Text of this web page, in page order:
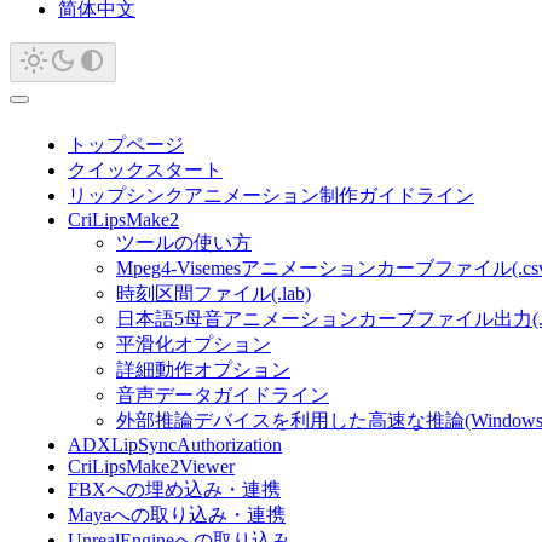
简体中文
トップページ
クイックスタート
リップシンクアニメーション制作ガイドライン
CriLipsMake2
ツールの使い方
Mpeg4-Visemesアニメーションカーブファイル
時刻区間ファイル(.lab)
日本語5母音アニメーションカーブファイル出力
平滑化オプション
詳細動作オプション
音声データガイドライン
外部推論デバイスを利用した高速な推論
ADXLipSyncAuthorization
CriLipsMake2Viewer
FBXへの埋め込み・連携
Mayaへの取り込み・連携